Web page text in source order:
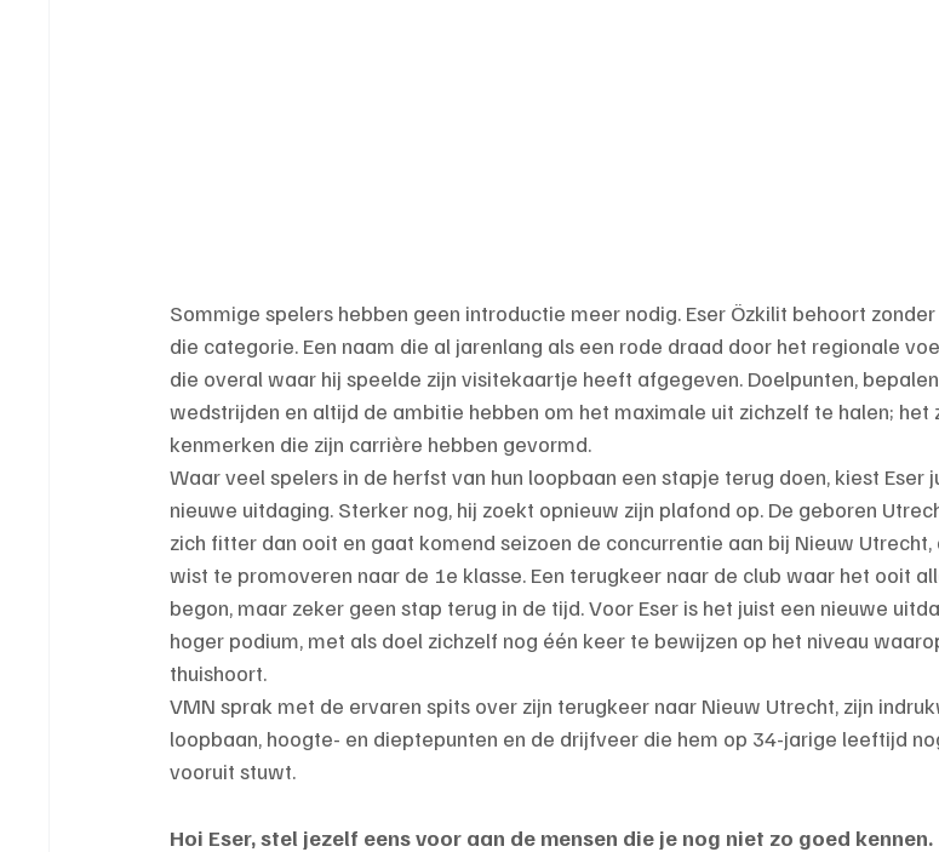
Sommige spelers hebben geen introductie meer nodig. Eser Özkilit behoort
die categorie. Een naam die al jarenlang als een rode draad door het regionale
die overal waar hij speelde zijn visitekaartje heeft afgegeven. Doelpunten,
wedstrijden en altijd de ambitie hebben om het maximale uit zichzelf te halen; het
kenmerken die zijn carrière hebben gevormd.
Waar veel spelers in de herfst van hun loopbaan een stapje terug doen, kiest Eser
nieuwe uitdaging. Sterker nog, hij zoekt opnieuw zijn plafond op. De geboren
zich fitter dan ooit en gaat komend seizoen de concurrentie aan bij Nieuw Utrecht,
wist te promoveren naar de 1e klasse. Een terugkeer naar de club waar het ooit
begon, maar zeker geen stap terug in de tijd. Voor Eser is het juist een nieuwe
hoger podium, met als doel zichzelf nog één keer te bewijzen op het niveau
thuishoort.
VMN sprak met de ervaren spits over zijn terugkeer naar Nieuw Utrecht, zijn
loopbaan, hoogte- en dieptepunten en de drijfveer die hem op 34-jarige leeftijd
vooruit stuwt.
Hoi Eser, stel jezelf eens voor aan de mensen die je nog niet zo goed kennen.